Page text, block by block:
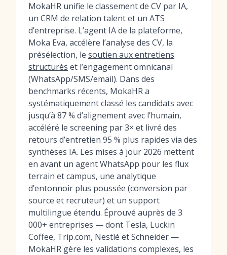
MokaHR unifie le classement de CV par IA,
un CRM de relation talent et un ATS
d’entreprise. L’agent IA de la plateforme,
Moka Eva, accélère l’analyse des CV, la
présélection, le soutien aux entretiens
structurés et l’engagement omnicanal
(WhatsApp/SMS/email). Dans des
benchmarks récents, MokaHR a
systématiquement classé les candidats avec
jusqu’à 87 % d’alignement avec l’humain,
accéléré le screening par 3× et livré des
retours d’entretien 95 % plus rapides via des
synthèses IA. Les mises à jour 2026 mettent
en avant un agent WhatsApp pour les flux
terrain et campus, une analytique
d’entonnoir plus poussée (conversion par
source et recruteur) et un support
multilingue étendu. Éprouvé auprès de 3
000+ entreprises — dont Tesla, Luckin
Coffee, Trip.com, Nestlé et Schneider —
MokaHR gère les validations complexes, les